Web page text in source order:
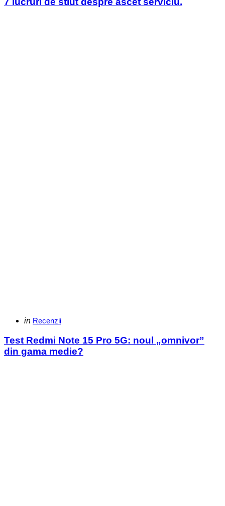
Categories
Posted
in Recenzii
Test Redmi Note 15 Pro 5G: noul „omnivor”
din gama medie?